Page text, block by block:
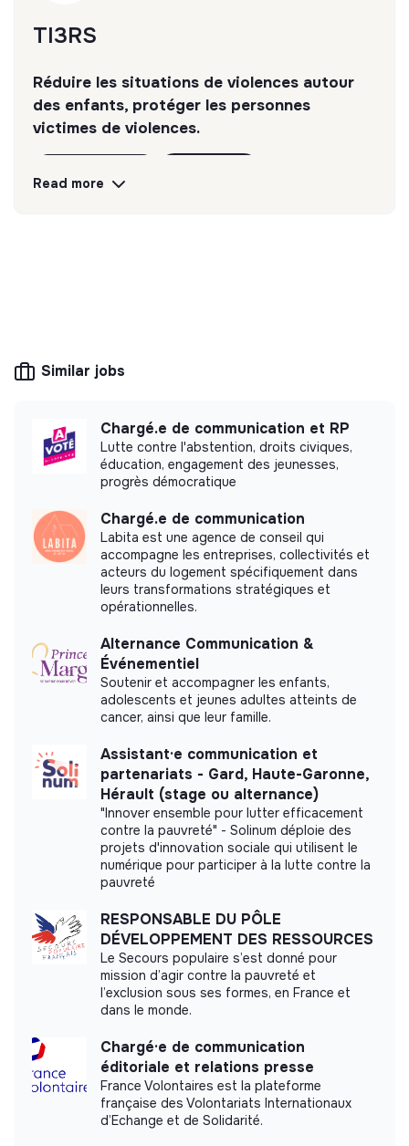
TI3RS
Réduire les situations de violences autour
des enfants, protéger les personnes
victimes de violences.
ESUS company.
More information
< 15 persons
Tech
Impact study
TI3RS did not yet communicate its impact
measurement.
Labels and certifications
This structure did not communicate to us the
labels or certifications that it was able to obtain.
Documents
Did not yet add a transparency document.
Read more
Similar jobs
Chargé.e de communication et RP
Lutte contre l'abstention, droits civiques,
éducation, engagement des jeunesses,
progrès démocratique
Chargé.e de communication
Labita est une agence de conseil qui
accompagne les entreprises, collectivités et
acteurs du logement spécifiquement dans
leurs transformations stratégiques et
opérationnelles.
Alternance Communication &
Événementiel
Soutenir et accompagner les enfants,
adolescents et jeunes adultes atteints de
cancer, ainsi que leur famille.
Assistant·e communication et
partenariats - Gard, Haute-Garonne,
Hérault (stage ou alternance)
"Innover ensemble pour lutter efficacement
contre la pauvreté" - Solinum déploie des
projets d'innovation sociale qui utilisent le
numérique pour participer à la lutte contre la
pauvreté
RESPONSABLE DU PÔLE
DÉVELOPPEMENT DES RESSOURCES
Le Secours populaire s’est donné pour
mission d’agir contre la pauvreté et
l’exclusion sous ses formes, en France et
dans le monde.
Chargé·e de communication
éditoriale et relations presse
France Volontaires est la plateforme
française des Volontariats Internationaux
d’Echange et de Solidarité.